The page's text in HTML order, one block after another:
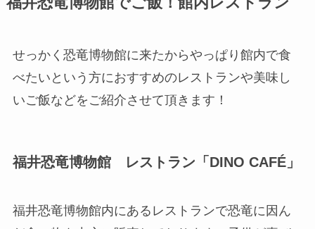
せっかく恐竜博物館に来たからやっぱり館内で食
べたいという方におすすめのレストランや美味し
いご飯などをご紹介させて頂きます！
福井恐竜博物館 レストラン「DINO CAFÉ」
福井恐竜博物館内にあるレストランで恐竜に因ん